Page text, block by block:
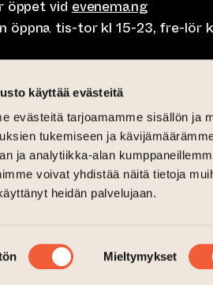
käyttää evästeitä
evästeitä tarjoamamme sisällön ja
tukemiseen ja
ja analytiikka-alan
voivat yhdistää näitä tietoja
heidän palvelujaan.
Mieltymykset
öppet vid evenemang
öppna tis-tor kl 15-23, fre-lör
10-20, tis-tor klo 10-23, fre-
Taiteen talo mån-fre lunch
och brunch på söndag 11-15
18
och lör-sön 12-16